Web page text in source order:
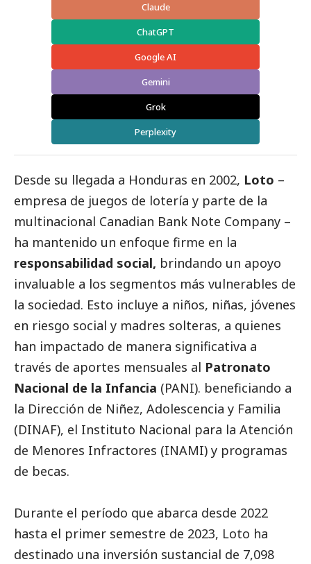
Claude
ChatGPT
Google AI
Gemini
Grok
Perplexity
Desde su llegada a Honduras en 2002, Loto –
empresa de juegos de lotería y parte de la
multinacional Canadian Bank Note Company –
ha mantenido un enfoque firme en la
responsabilidad social, brindando un apoyo
invaluable a los segmentos más vulnerables de
la sociedad. Esto incluye a niños, niñas, jóvenes
en riesgo social y madres solteras, a quienes
han impactado de manera significativa a
través de aportes mensuales al Patronato
Nacional de la Infancia (PANI). beneficiando a
la Dirección de Niñez, Adolescencia y Familia
(DINAF), el Instituto Nacional para la Atención
de Menores Infractores (INAMI) y programas
de becas.
Durante el período que abarca desde 2022
hasta el primer semestre de 2023, Loto ha
destinado una inversión sustancial de 7,098